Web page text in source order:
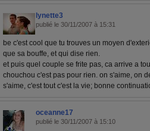
lynette3
publié le 30/11/2007 à 15:31
be c'est cool que tu trouves un moyen
que sa bouffe, et qui dise rien.
et puis quel couple se frite pas, ca arrive a
chouchou c'est pas pour rien. on s'aime, on
s'aime, c'est tout c'est la vie; bonne
oceanne17
publié le 30/11/2007 à 15:10